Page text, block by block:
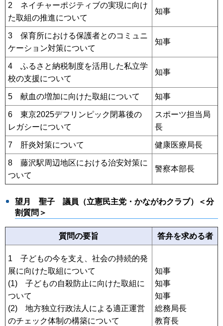
2 ネイチャーポジティブの実現に向け
た取組の推進について
知事
3 保育所における保護者とのコミュニ
ケーション対策について
知事
4 ふるさと納税制度を活用した私立学
校の支援について
知事
5 献血の増加に向けた取組について 知事
6 東京2025デフリンピック閉幕後の
レガシーについて
スポーツ担当局
長
7 肝炎対策について 健康医療局長
8 藤沢駅周辺地区における治安対策に
ついて
警察本部長
望月 聖子 議員（立憲民主党・かながわクラブ）＜分
割質問＞
質問の要旨 答弁を求める者
1 子どもの今を支え、社会の持続的発
展に向けた取組について
(1) 子どもの自殺防止に向けた取組に
ついて
(2) 地方独立行政法人による適正運営
のチェック体制の構築について
知事
知事
知事
総務局長
教育長